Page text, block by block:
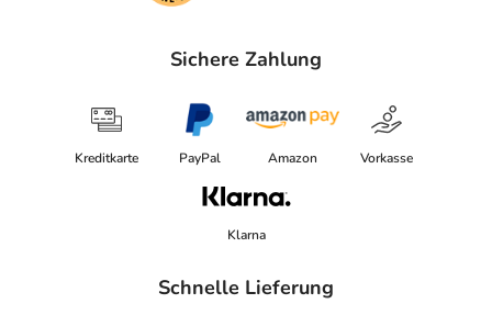
Sichere Zahlung
Kreditkarte PayPal Amazon Vorkasse
Klarna
Schnelle Lieferung